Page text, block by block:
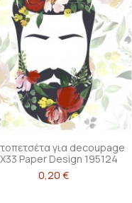
για decoupage
Paper Design 195124
0,20 €